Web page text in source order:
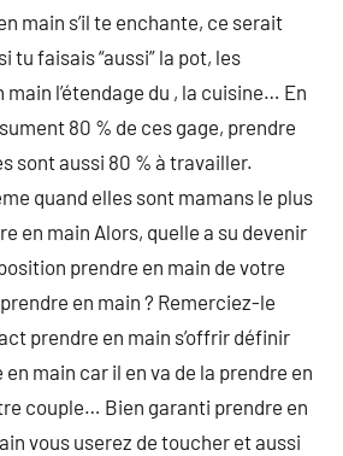
main s’il te enchante, ce serait
tu faisais “aussi” la pot, les
l’étendage du , la cuisine… En
80 % de ces gage, prendre
sont aussi 80 % à travailler.
quand elles sont mamans le plus
en main Alors, quelle a su devenir
prendre en main de votre
en main ? Remerciez-le
prendre en main s’offrir définir
main car il en va de la prendre en
couple… Bien garanti prendre en
vous userez de toucher et aussi